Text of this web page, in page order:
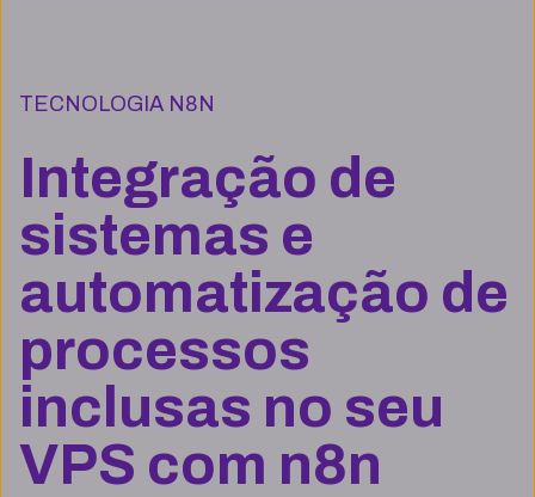
TECNOLOGIA N8N
Integração de
sistemas e
automatização de
processos
inclusas no seu
VPS com n8n